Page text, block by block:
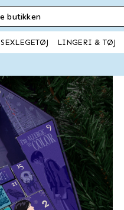
SEXLEGETØJ LINGERI & TØJ